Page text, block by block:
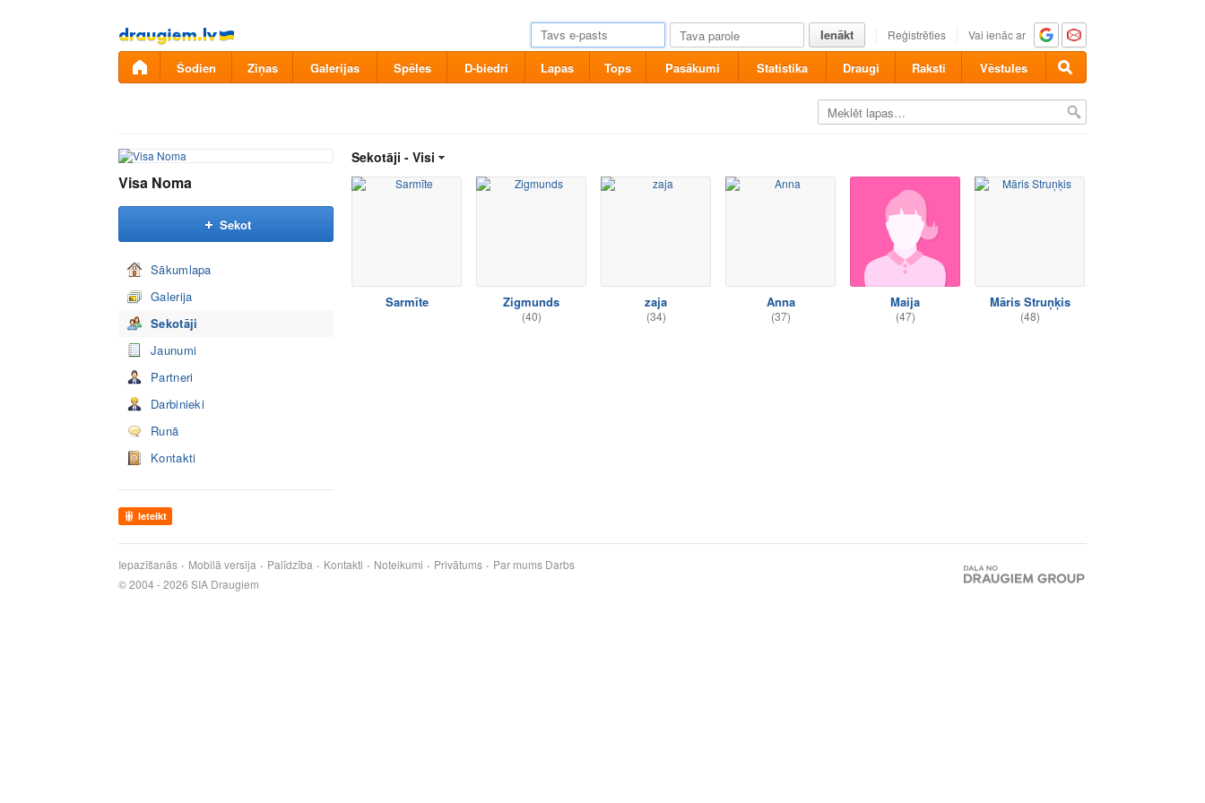
Pāriet
uz
saturu
Ienākt Reģistrēties Vai ienāc ar
Šodien Ziņas Galerijas Spēles D-biedri Lapas Tops Pasākumi Statistika Draugi Raksti Vēstules
Visa Noma
Sekot
Sākumlapa
Galerija
Sekotāji
Jaunumi
Partneri
Darbinieki
Runā
Kontakti
Ieteikt
Sekotāji - Visi
Sarmīte Zigmunds
(40)
zaja
(34)
Anna
(37)
Maija
(47)
Māris Struņķis
(48)
Iepazīšanās Mobilā versija Palīdzība Kontakti Noteikumi Privātums Par mums Darbs
© 2004 - 2026 SIA Draugiem